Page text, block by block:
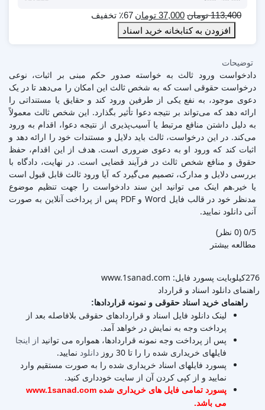
113,400 تومان 37,000 تومان ٪67 تخفیف
افزودن به کتابخانه خرید اسناد
توضیحات
دادخواست ورود ثالث به خواسته صدور حکم مبنی بر اثبات، نوعی
درخواست حقوقی است که به شخص ثالث این امکان را می‌دهد تا در یک
دعوی موجود، به نفع یکی از طرفین ورود کند و حقایق یا مستنداتی را
ارائه دهد که می‌تواند بر نتیجه دعوا تأثیر بگذارد. این شخص ثالث معمولاً
به دلیل داشتن منافع مرتبط یا آسیب‌پذیری از نتیجه دعوا، اقدام به ورود
می‌کند. در این درخواست، ثالث باید دلایل و مستندات خود را ارائه دهد و
اثبات کند که ورود او به دعوی ضروری است. هدف از این اقدام، حفظ
حقوق و منافع شخص ثالث در فرآیند قضایی است. در نهایت، دادگاه با
بررسی دلایل و مدارک، تصمیم می‌گیرد که آیا ورود ثالث قابل قبول است
یا خیر.هم اینک می توانید این سند دادخواست را جهت تنظیم موضوع
مدنظر خود در قالب فایل Word و PDF پس از پرداخت آنلاین به صورت
آنی دانلود نمایید.
‫0/5 ‫(0 نظر)
مطالعه بیشتر
276کیلوبایت
پسورد فایل: www.1sanad.com
راهنمای دانلود اسناد و قرارداد
راهنمای خرید اسناد حقوقی و نمونه قراردادها:
لینک دانلود فایل اسناد و قراردادهای حقوقی بلافاصله بعد از
پرداخت وجه به نمایش در خواهد آمد.
پس از پرداخت وجه نمونه قراردادها، همواره می توانید از اینجا
فایلهای خریداری شده را را تا 30 روز
دانلود نمایید.
پسورد فایلهای اسناد خریداری شده را به صورت مستقیم وارد
نمایید و از کپی کردن آن از سایت خودداری کنید.
پسورد تمامی فایل های خریداری شده www.1sanad.com
می باشد.